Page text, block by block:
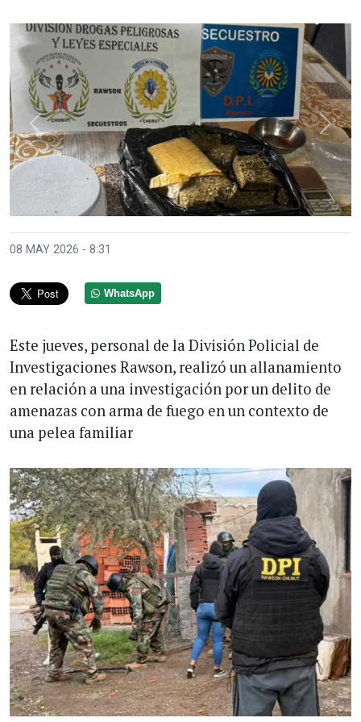
Anterior
08 MAY 2026 - 8:31
WhatsApp
Este jueves, personal de la División Policial de
Investigaciones Rawson, realizó un allanamiento
en relación a una investigación por un delito de
amenazas con arma de fuego en un contexto de
una pelea familiar